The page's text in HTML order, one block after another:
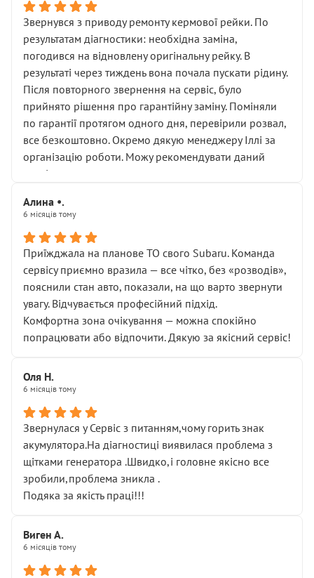
Звернувся з приводу ремонту кермової рейки. По
результатам діагностики: необхідна заміна,
погодився на відновлену оригінальну рейку. В
результаті через тиждень вона почала пускати рідину.
Після повторного звернення на сервіс, було
прийнято рішення про гарантійну заміну. Поміняли
по гарантії протягом одного дня, перевірили розвал,
все безкоштовно. Окремо дякую менеджеру Іллі за
організацію роботи. Можу рекомендувати даний
сервіс.
Алина •.
6 місяців тому
Приїжджала на планове ТО свого Subaru. Команда
сервісу приємно вразила — все чітко, без «розводів»,
пояснили стан авто, показали, на що варто звернути
увагу. Відчувається професійний підхід.
Комфортна зона очікування — можна спокійно
попрацювати або відпочити. Дякую за якісний сервіс!
Оля Н.
6 місяців тому
Звернулася у Сервіс з питанням,чому горить знак
акумулятора.На діагностиці виявилася проблема з
щітками генератора .Швидко,і головне якісно все
зробили,проблема зникла .
Подяка за якість праці!!!
Виген А.
6 місяців тому